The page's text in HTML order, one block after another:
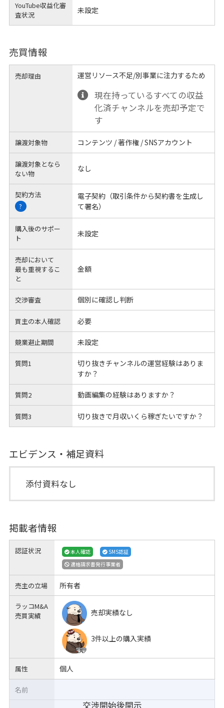
YouTube収益化審
査状況
未設定
売買情報
売却理由 運営リソース不足/別事業に注力するため
現在持っているすべての収益
化済チャンネルを売却予定で
す
譲渡対象物 コンテンツ / 著作権 / SNSアカウント
譲渡対象となら
ない物
なし
契約方法
?
電子契約（取引条件から契約書を生成し
て署名）
購入後のサポー
ト
未設定
売却において
最も重視するこ
と
金額
交渉審査 個別に確認し判断
買主の本人確認 必要
競業避止期間 未設定
質問1
切り抜きチャンネルの運営経験はありま
すか？
質問2 動画編集の経験はありますか？
質問3 切り抜きで月収いくら稼ぎたいですか？
エビデンス・補足資料
添付資料なし
掲載者情報
認証状況 本人確認
SMS認証
適格請求書発行事業者
売主の立場 所有者
ラッコM&A
売買実績
売却実績なし
3件以上の購入実績
属性 個人
交渉開始後開示
名前